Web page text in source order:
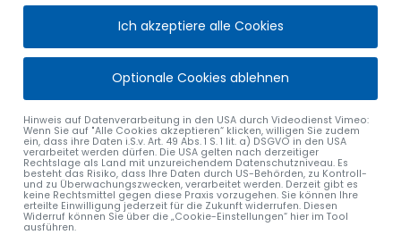
alle Nachrichten
Ich akzeptiere alle Cookies
Optionale Cookies ablehnen
Hinweis auf Datenverarbeitung in den USA durch Videodienst Vimeo:
Wenn Sie auf "Alle Cookies akzeptieren“ klicken, willigen Sie zudem
ein, dass ihre Daten i.S.v. Art. 49 Abs. 1 S. 1 lit. a) DSGVO in den USA
verarbeitet werden dürfen. Die USA gelten nach derzeitiger
Rechtslage als Land mit unzureichendem Datenschutzniveau. Es
besteht das Risiko, dass Ihre Daten durch US-Behörden, zu Kontroll-
und zu Überwachungszwecken, verarbeitet werden. Derzeit gibt es
keine Rechtsmittel gegen diese Praxis vorzugehen. Sie können Ihre
erteilte Einwilligung jederzeit für die Zukunft widerrufen. Diesen
Widerruf können Sie über die „Cookie-Einstellungen“ hier im Tool
ausführen.